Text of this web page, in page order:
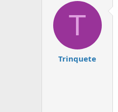
T
Trinquete